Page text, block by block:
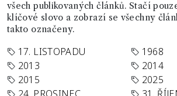
všech publikovaných článků. Stačí
klíčové slovo a zobrazí se všechny
takto označeny.
17. LISTOPADU
1968
2013
2014
2015
2025